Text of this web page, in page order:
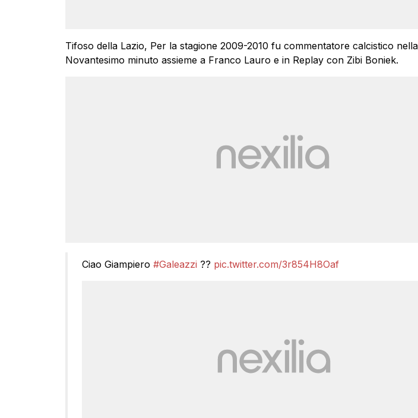
Tifoso della Lazio, Per la stagione 2009-2010 fu commentatore calcistico
Novantesimo minuto assieme a Franco Lauro e in Replay con Zibi Boniek.
Ciao Giampiero #Galeazzi ?? pic.twitter.com/3r854H8Oaf